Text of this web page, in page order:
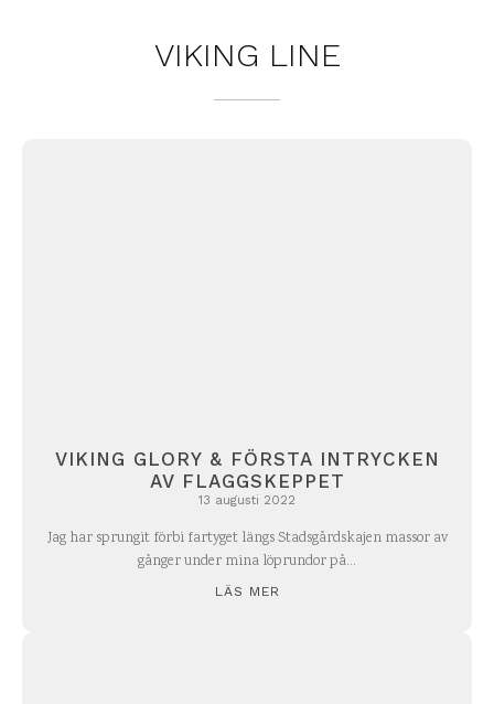
VIKING LINE
VIKING GLORY & FÖRSTA INTRYCKEN
AV FLAGGSKEPPET
13 augusti 2022
Jag har sprungit förbi fartyget längs Stadsgårdskajen massor av
gånger under mina löprundor på...
LÄS MER